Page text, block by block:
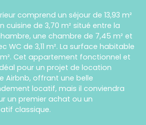
comprend un séjour de 13,93 m²
cuisine de 3,70 m² situé entre la
une chambre de 7,45 m² et
WC de 3,11 m². La surface habitable
Cet appartement fonctionnel et
pour un projet de location
Airbnb, offrant une belle
locatif, mais il conviendra
un premier achat ou un
classique.